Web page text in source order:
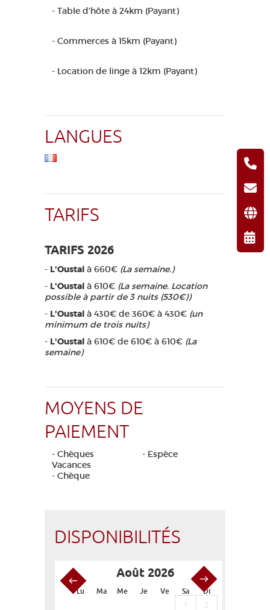
- Table d'hôte à 24km (Payant)
- Commerces à 15km (Payant)
- Location de linge à 12km (Payant)
LANGUES
TARIFS
TARIFS 2026
- L'Oustal à 660€ (La semaine.)
- L'Oustal à 610€ (La semaine. Location
possible à partir de 3 nuits (530€))
- L'Oustal à 430€ de 360€ à 430€ (un
minimum de trois nuits)
- L'Oustal à 610€ de 610€ à 610€ (La
semaine)
MOYENS DE
PAIEMENT
- Chèques
Vacances
- Espèce
- Chèque
DISPONIBILITÉS
Août 2026
Lu Ma Me Je Ve Sa Di
1 2